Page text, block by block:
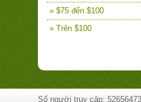
» $75 đến $100
» Trên $100
Số người truy cập: